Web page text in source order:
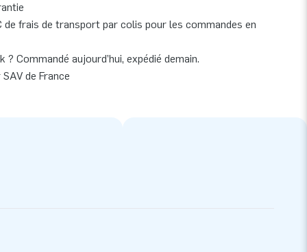
frais de transport par colis pour les commandes en
? Commandé aujourd’hui, expédié demain.
de France